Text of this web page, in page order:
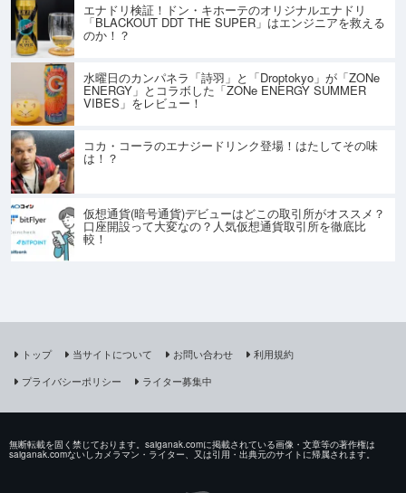
エナドリ検証！ドン・キホーテのオリジナルエナドリ
「BLACKOUT DDT THE SUPER」はエンジニアを救える
のか！？
水曜日のカンパネラ「詩羽」と「Droptokyo」が「ZONe
ENERGY」とコラボした「ZONe ENERGY SUMMER
VIBES」をレビュー！
コカ・コーラのエナジードリンク登場！はたしてその味
は！？
仮想通貨(暗号通貨)デビューはどこの取引所がオススメ？
口座開設って大変なの？人気仮想通貨取引所を徹底比
較！
トップ 当サイトについて お問い合わせ
利用規約
プライバシーポリシー
ライター募集中
無断転載を固く禁じております。saiganak.comに掲載されている画像・文章等の著作権は
saiganak.comないしカメラマン・ライター、又は引用・出典元のサイトに帰属されます。